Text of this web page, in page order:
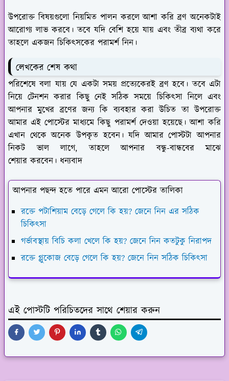
উপরোক্ত বিষয়গুলো নিয়মিত পালন করলে আশা করি ব্রণ অনেকটাই
আরোগ্য লাভ করবে। তবে যদি বেশি হয়ে যায় এবং তীব্র ব্যথা করে
তাহলে একজন চিকিৎসকের পরামর্শ নিন।
লেখকের শেষ কথা
পরিশেষে বলা যায় যে একটা সময় প্রত্যেকেরই ব্রণ হবে। তবে এটা
নিয়ে টেনশন করার কিছু নেই সঠিক সময়ে চিকিৎসা নিলে এবং
আপনার মুখের ব্রণের জন্য কি ব্যবহার করা উচিত তা উপরোক্ত
আমার এই পোস্টের মাধ্যমে কিছু পরামর্শ দেওয়া হয়েছে। আশা করি
এখান থেকে অনেক উপকৃত হবেন। যদি আমার পোস্টটা আপনার
নিকট ভাল লাগে, তাহলে আপনার বন্ধু-বান্ধবের মাঝে
শেয়ার করবেন। ধন্যবাদ
আপনার পছন্দ হতে পারে এমন আরো পোস্টের তালিকা
রক্তে পটাশিয়াম বেড়ে গেলে কি হয়? জেনে নিন এর সঠিক
চিকিৎসা
গর্ভাবস্থায় বিচি কলা খেলে কি হয়? জেনে নিন কতটুকু নিরাপদ
রক্তে গ্লুকোজ বেড়ে গেলে কি হয়? জেনে নিন সঠিক চিকিৎসা
এই পোস্টটি পরিচিতদের সাথে শেয়ার করুন